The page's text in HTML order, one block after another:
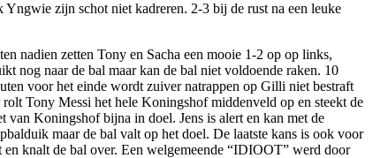
Yngwie zijn schot niet kadreren. 2-3 bij de rust na een leuke
nadien zetten Tony en Sacha een mooie 1-2 op op links,
nog naar de bal maar kan de bal niet voldoende raken. 10
voor het einde wordt zuiver natrappen op Gilli niet bestraft
Tony Messi het hele Koningshof middenveld op en steekt de
van Koningshof bijna in doel. Jens is alert en kan met de
maar de bal valt op het doel. De laatste kans is ook voor
en knalt de bal over. Een welgemeende “IDIOOT” werd door